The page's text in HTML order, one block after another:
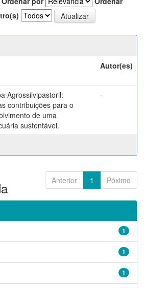
Autor(es)
Agrossilvipastoril:
contribuições para o
de uma
sustentável.
-
Anterior 1 Póximo
1
1
1